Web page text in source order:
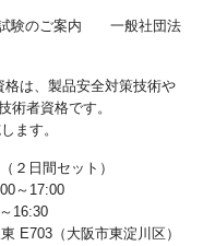
試験のご案内 一般社団法
は、製品安全対策技術や
術者資格です。
ます。
日間セット）
～17:00
（大阪市東淀川区）